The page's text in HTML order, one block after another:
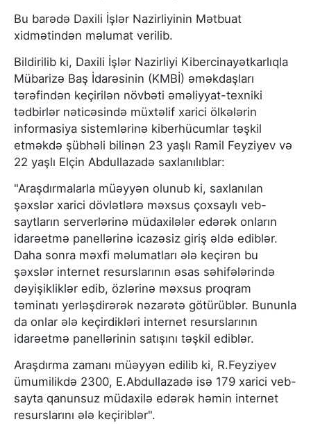
Bu barədə Daxili İşlər Nazirliyinin Mətbuat
xidmətindən məlumat verilib.
Bildirilib ki, Daxili İşlər Nazirliyi Kibercinayətkarlıqla
Mübarizə Baş İdarəsinin (KMBİ) əməkdaşları
tərəfindən keçirilən növbəti əməliyyat-texniki
tədbirlər nəticəsində müxtəlif xarici ölkələrin
informasiya sistemlərinə kiberhücumlar təşkil
etməkdə şübhəli bilinən 23 yaşlı Ramil Feyziyev və
22 yaşlı Elçin Abdullazadə saxlanılıblar:
"Araşdırmalarla müəyyən olunub ki, saxlanılan
şəxslər xarici dövlətlərə məxsus çoxsaylı veb-
saytların serverlərinə müdaxilələr edərək onların
idarəetmə panellərinə icazəsiz giriş əldə ediblər.
Daha sonra məxfi məlumatları ələ keçirən bu
şəxslər internet resurslarının əsas səhifələrində
dəyişikliklər edib, özlərinə məxsus proqram
təminatı yerləşdirərək nəzarətə götürüblər. Bununla
da onlar ələ keçirdikləri internet resurslarının
idarəetmə panellərinin satışını təşkil ediblər.
Araşdırma zamanı müəyyən edilib ki, R.Feyziyev
ümumilikdə 2300, E.Abdullazadə isə 179 xarici veb-
sayta qanunsuz müdaxilə edərək həmin internet
resurslarını ələ keçiriblər".